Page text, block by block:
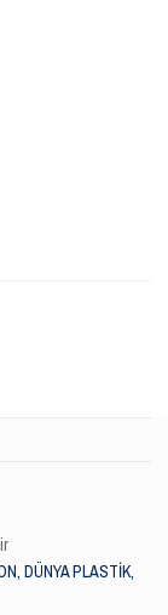
DÜNYA PLASTİK,